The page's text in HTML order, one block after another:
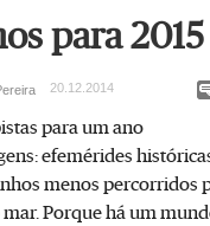
para 2015
20.12.2014
para um ano
efemérides
menos percorridos
mar. Porque há um